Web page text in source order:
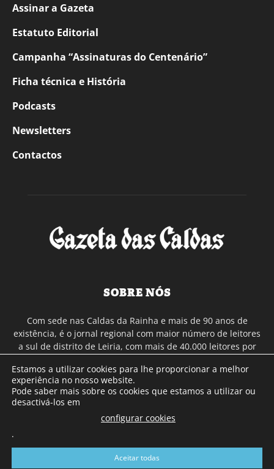
Assinar a Gazeta
Estatuto Editorial
Campanha “Assinaturas do Centenário”
Ficha técnica e História
Podcasts
Newsletters
Contactos
SOBRE NÓS
Com sede nas Caldas da Rainha e mais de 90 anos de
existência, é o jornal regional com maior número de leitores
a sul de distrito de Leiria, com mais de 40.000 leitores por
Continental e assinatura online.
SIGA-NOS
Estamos a utilizar cookies para lhe proporcionar a melhor
experiência no nosso website.
Pode saber mais sobre os cookies que estamos a utilizar ou
desactivá-los em
configurar cookies
.
Aceitar todas